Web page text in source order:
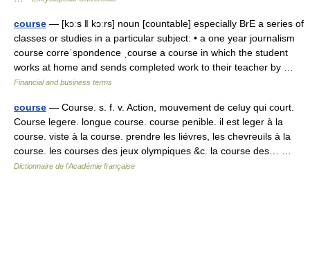
course — [kɔːs ǁ kɔːrs] noun [countable] especially BrE a series of
classes or studies in a particular subject: • a one year journalism
course correˈspondence ˌcourse a course in which the student
works at home and sends completed work to their teacher by …
Financial and business terms
course — Course. s. f. v. Action, mouvement de celuy qui court.
Course legere. longue course. course penible. il est leger à la
course. viste à la course. prendre les liévres, les chevreuils à la
course. les courses des jeux olympiques &c. la course des… …
Dictionnaire de l'Académie française